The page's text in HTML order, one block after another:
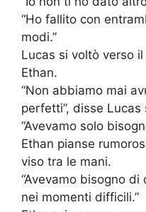
“Ho fallito con
modi.”
Lucas si voltò verso
Ethan.
“Non abbiamo mai
perfetti”, disse Lucas
“Avevamo solo
Ethan pianse
viso tra le mani.
“Avevamo bisogno
nei momenti difficili.”